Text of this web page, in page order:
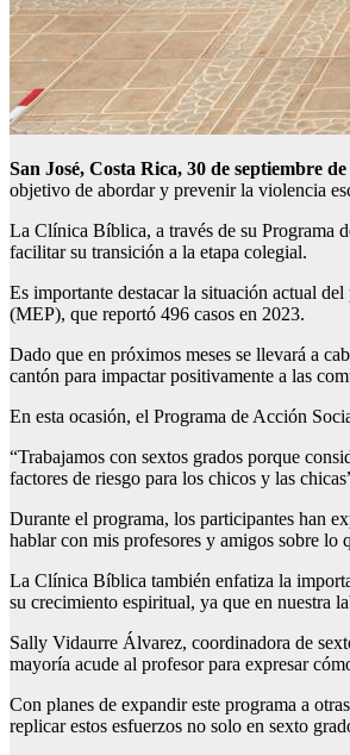
San José, Costa Rica, 30 de septiembre de
objetivo de abordar y prevenir la violencia
La Clínica Bíblica, a través de su Programa
facilitar su transición a la etapa colegial.
Es importante destacar la situación actual
(MEP), que reportó 496 casos en 2023.
Dado que en próximos meses se llevará a
cantón para impactar positivamente a las
En esta ocasión, el Programa de Acción
“Trabajamos con sextos grados porque
factores de riesgo para los chicos y las
Durante el programa, los participantes han
hablar con mis profesores y amigos sobre lo
La Clínica Bíblica también enfatiza la
su crecimiento espiritual, ya que en nuestra
Sally Vidaurre Álvarez, coordinadora de
mayoría acude al profesor para expresar
Con planes de expandir este programa a
replicar estos esfuerzos no solo en sexto